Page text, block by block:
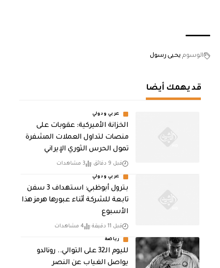
الوسوم يحيى رسول
قد يهمك أيضا
عربي ودولي
الخزانة الأميركية: عقوبات على
منصات لتداول العملات المشفرة
تمول الحرس الثوري الإيراني
قبل 9 دقائق 3 مشاهدات
عربي ودولي
بترول أبوظبي: استهداف 3 سفن
تابعة للشركة أثناء عبورها هرمز هذا
الأسبوع
قبل 11 دقيقة 4 مشاهدات
رياضة
لليوم الـ32 على التوالي.. رونالدو
يواصل الغياب عن النصر